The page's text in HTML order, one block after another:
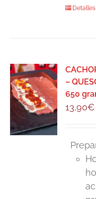
Detalles
–
650
13,90€